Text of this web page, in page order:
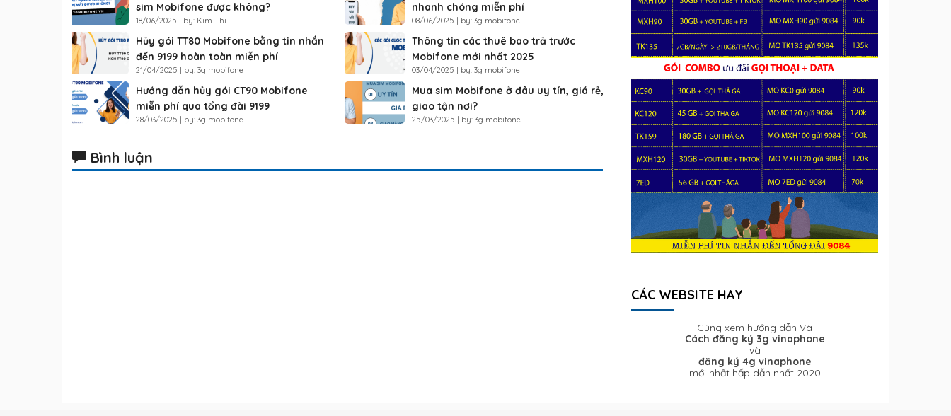
sim Mobifone được không?
18/06/2025 | by: Kim Thi
nhanh chóng miễn phí
08/06/2025 | by: 3g mobifone
Hủy gói TT80 Mobifone bằng tin nhắn
đến 9199 hoàn toàn miễn phí
21/04/2025 | by: 3g mobifone
Thông tin các thuê bao trả trước
Mobifone mới nhất 2025
03/04/2025 | by: 3g mobifone
Hướng dẫn hủy gói CT90 Mobifone
miễn phí qua tổng đài 9199
28/03/2025 | by: 3g mobifone
Mua sim Mobifone ở đâu uy tín, giá rẻ,
giao tận nơi?
25/03/2025 | by: 3g mobifone
Bình luận
CÁC WEBSITE HAY
Cùng xem hướng dẫn Và
Cách đăng ký 3g vinaphone
và
đăng ký 4g vinaphone
mới nhất hấp dẫn nhất 2020